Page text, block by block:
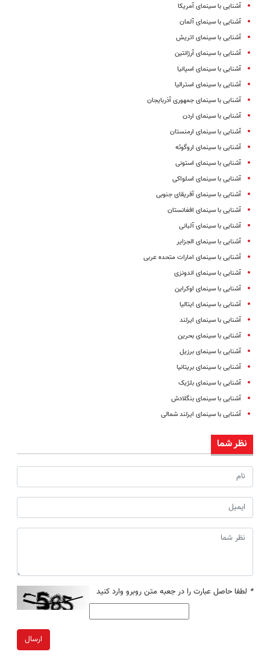
آشنایی با سینمای آمریکا
آشنایی با سینمای آلمان
آشنایی با سینمای اتریش
آشنایی با سینمای آرژانتین
آشنایی با سینمای اسپانیا
آشنایی با سینمای استرالیا
آشنایی با سینمای جمهوری آذربایجان
آشنایی با سینمای اردن
آشنایی با سینمای ارمنستان
آشنایی با سینمای اروگوئه
آشنایی با سینمای استونی
آشنایی با سینمای اسلواکی
آشنایی با سینمای آفریقای جنوبی
آشنایی با سینمای افغانستان
آشنایی با سینمای آلبانی
آشنایی با سینمای الجزایر
آشنایی با سینمای امارات متحده عربی
آشنایی با سینمای اندونزی
آشنایی با سینمای اوکراین
آشنایی با سینمای ایتالیا
آشنایی با سینمای ایرلند
آشنایی با سینمای بحرین
آشنایی با سینمای برزیل
آشنایی با سینمای بریتانیا
آشنایی با سینمای بلژیک
آشنایی با سینمای بنگلادش
آشنایی با سینمای ایرلند شمالی
نظر شما
* لطفا حاصل عبارت را در جعبه متن روبرو وارد کنید
ارسال